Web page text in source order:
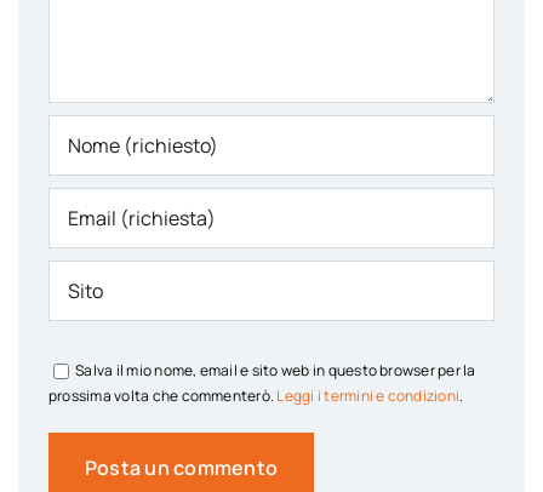
Salva il mio nome, email e sito web in questo browser per la
prossima volta che commenterò. Leggi i termini e condizioni.